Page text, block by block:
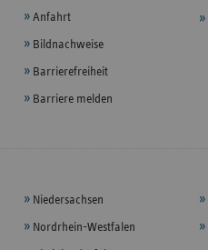
Anfahrt
Bildnachweise
Barrierefreiheit
Barriere melden
Niedersachsen
Nordrhein-Westfalen